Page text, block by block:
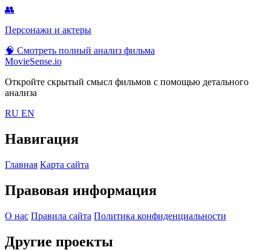
👥
Персонажи и актеры
🧠 Смотреть полный анализ фильма
MovieSense.io
Откройте скрытый смысл фильмов с помощью детального
анализа
RU EN
Навигация
Главная Карта сайта
Правовая информация
О нас Правила сайта Политика конфиденциальности
Другие проекты